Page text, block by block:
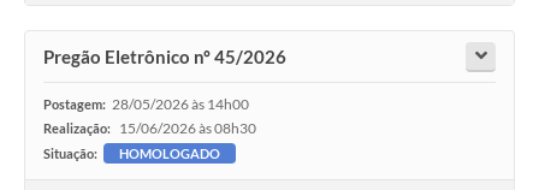
Pregão Eletrônico nº 45/2026
Postagem: 28/05/2026 às 14h00
Realização: 15/06/2026 às 08h30
Situação: HOMOLOGADO